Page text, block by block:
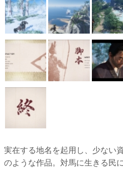
実在する地名を起用し、少ない
のような作品。対馬に生きる民